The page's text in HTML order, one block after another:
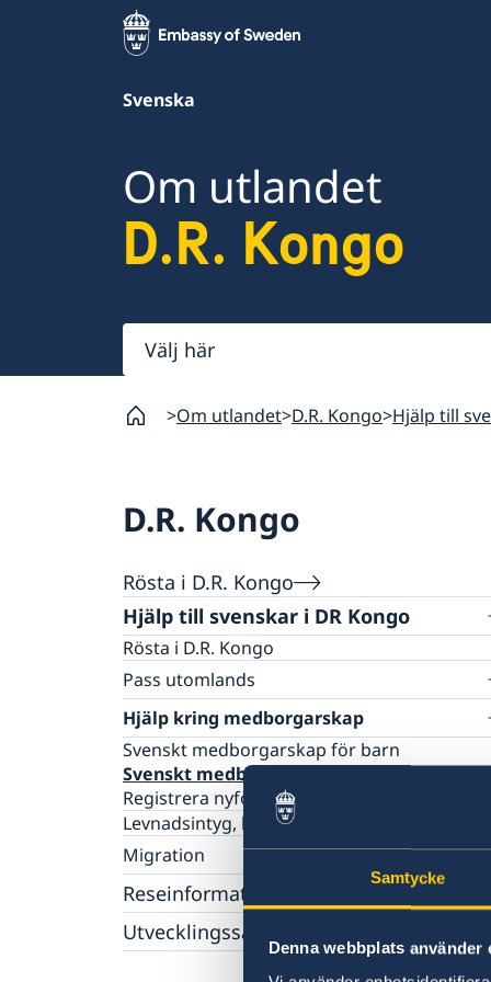
Samtycke
Denna webbplats använder
Svenska
Om utlandet
D.R. Kongo
Välj
här
Om utlandet D.R. Kongo Hjälp till
D.R. Kongo
Rösta i D.R. Kongo
Hjälp till svenskar i DR Kongo
Rösta i D.R. Kongo
Pass utomlands
Samordningsnummer
Legalisering
Födelsebevis
Faderskap
Ansökan om barnets första pass
Förnyelse av pass för vuxna
Förnyelse av pass för barn
Provisoriskt pass
Nationellt id-kort
Hjälp kring medborgarskap
Svenskt medborgarskap för barn
Svenskt medborgarskap
Registrera nyfödd utomlands
Levnadsintyg, legaliseringar och
Migration
Uppehållstillstånd för besök
Uppehållstillstånd
Schengenvisum
Reseinformation
Ambassadens reseinformation
Utvecklingssamarbete